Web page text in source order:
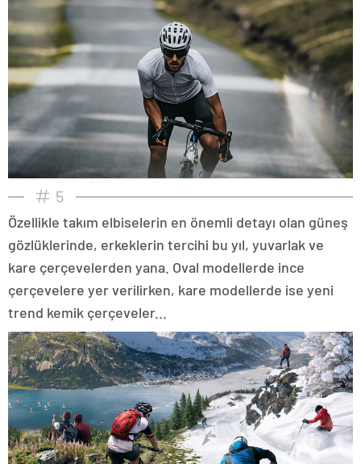
5
Özellikle takım elbiselerin en önemli detayı olan güneş
gözlüklerinde, erkeklerin tercihi bu yıl, yuvarlak ve
kare çerçevelerden yana. Oval modellerde ince
çerçevelere yer verilirken, kare modellerde ise yeni
trend kemik çerçeveler...